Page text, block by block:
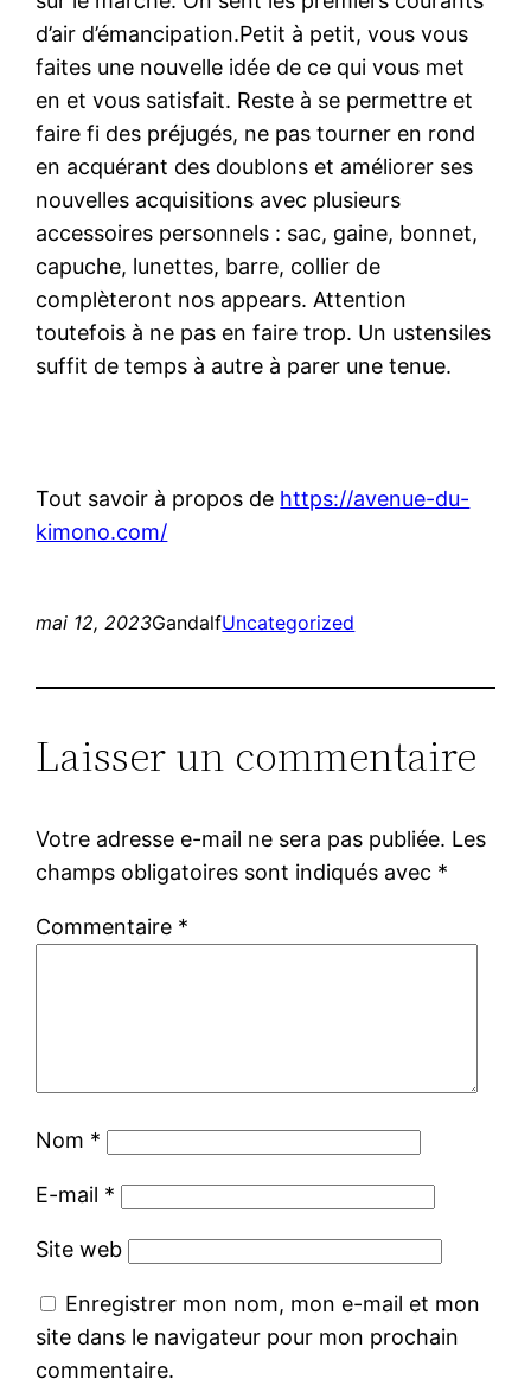
d’air d’émancipation.Petit à petit, vous vous
faites une nouvelle idée de ce qui vous met
en et vous satisfait. Reste à se permettre et
faire fi des préjugés, ne pas tourner en rond
en acquérant des doublons et améliorer ses
nouvelles acquisitions avec plusieurs
accessoires personnels : sac, gaine, bonnet,
capuche, lunettes, barre, collier de
complèteront nos appears. Attention
toutefois à ne pas en faire trop. Un ustensiles
suffit de temps à autre à parer une tenue.
Tout savoir à propos de https://avenue-du-
kimono.com/
mai 12, 2023GandalfUncategorized
Laisser un commentaire
Votre adresse e-mail ne sera pas publiée. Les
champs obligatoires sont indiqués avec *
Commentaire *
Nom *
E-mail *
Site web
Enregistrer mon nom, mon e-mail et mon
site dans le navigateur pour mon prochain
commentaire.